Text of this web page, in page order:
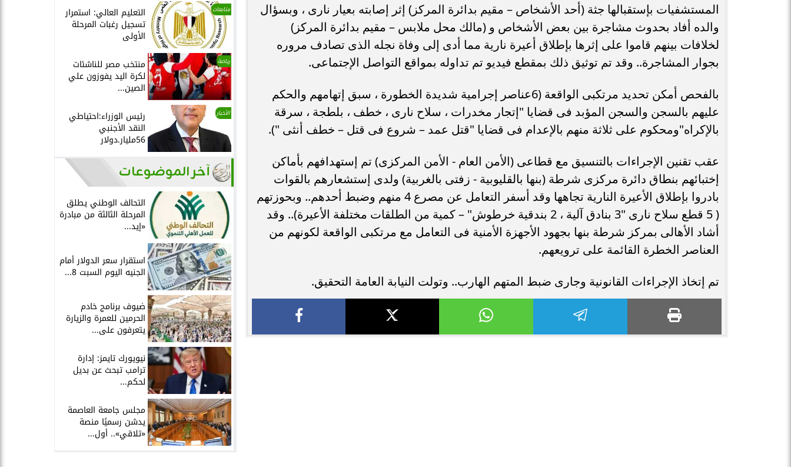
المستشفيات بإستقبالها جثة (أحد الأشخاص – مقيم بدائرة المركز) إثر إصابته بعيار نارى ، وبسؤال
والده أفاد بحدوث مشاجرة بين بعض الأشخاص و (مالك محل ملابس – مقيم بدائرة المركز)
لخلافات بينهم قاموا على إثرها بإطلاق أعيرة نارية مما أدى إلى وفاة نجله الذى تصادف مروره
بجوار المشاجرة.. وقد تم توثيق ذلك بمقطع فيديو تم تداوله بمواقع التواصل الإجتماعى.
بالفحص أمكن تحديد مرتكبى الواقعة (6عناصر إجرامية شديدة الخطورة ، سبق إتهامهم والحكم
عليهم بالسجن والسجن المؤبد فى قضايا "إتجار مخدرات ، سلاح نارى ، خطف ، بلطجة ، سرقة
بالإكراه"ومحكوم على ثلاثة منهم بالإعدام فى قضايا "قتل عمد – شروع فى قتل – خطف أنثى ").
عقب تقنين الإجراءات بالتنسيق مع قطاعى (الأمن العام - الأمن المركزى) تم إستهدافهم بأماكن
إختبائهم بنطاق دائرة مركزى شرطة (بنها بالقليوبية - زفتى بالغربية) ولدى إستشعارهم بالقوات
بادروا بإطلاق الأعيرة النارية تجاهها وقد أسفر التعامل عن مصرع 4 منهم وضبط أحدهم.. وبحوزتهم
( 5 قطع سلاح نارى "3 بنادق آلية ، 2 بندقية خرطوش" – كمية من الطلقات مختلفة الأعيرة).. وقد
أشاد الأهالى بمركز شرطة بنها بجهود الأجهزة الأمنية فى التعامل مع مرتكبى الواقعة لكونهم من
العناصر الخطرة القائمة على ترويعهم.
تم إتخاذ الإجراءات القانونية وجارى ضبط المتهم الهارب.. وتولت النيابة العامة التحقيق.
متابعات التعليم العالي: استمرار
تسجيل رغبات المرحلة
الأولى
رياضة منتخب مصر للناشئات
لكرة اليد يفوزون علي
الصين...
الأخبار رئيس الوزراء:احتياطي
النقد الأجنبي
56مليار.دولار
آخر الموضوعات
التحالف الوطني يطلق
المرحلة الثالثة من مبادرة
«إيد...
استقرار سعر الدولار أمام
الجنيه اليوم السبت 8...
ضيوف برنامج خادم
الحرمين للعمرة والزيارة
يتعرفون على...
نيويورك تايمز: إدارة
ترامب تبحث عن بديل
لحكم...
مجلس جامعة العاصمة
يدشن رسميًا منصة
«تلاقي».. أول...